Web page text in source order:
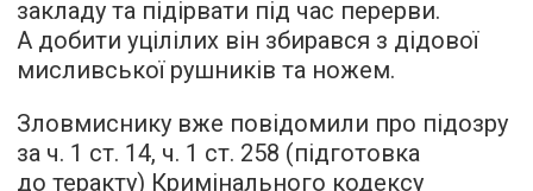
закладу та підірвати під час перерви.
А добити уцілілих він збирався з дідової
мисливської рушників та ножем.
Зловмиснику вже повідомили про підозру
за ч. 1 ст. 14, ч. 1 ст. 258 (підготовка
до теракту) Кримінального кодексу